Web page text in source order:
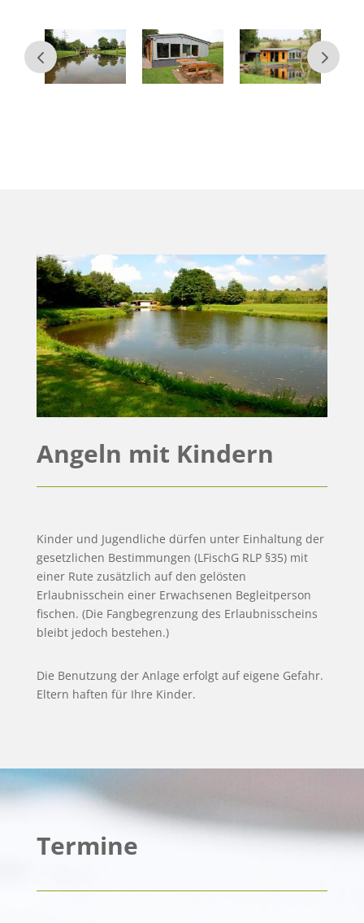
Angeln mit Kindern
Kinder und Jugendliche dürfen unter Einhaltung der
gesetzlichen Bestimmungen (LFischG RLP §35) mit
einer Rute zusätzlich auf den gelösten
Erlaubnisschein einer Erwachsenen Begleitperson
fischen. (Die Fangbegrenzung des Erlaubnisscheins
bleibt jedoch bestehen.)
Die Benutzung der Anlage erfolgt auf eigene Gefahr.
Eltern haften für Ihre Kinder.
Termine